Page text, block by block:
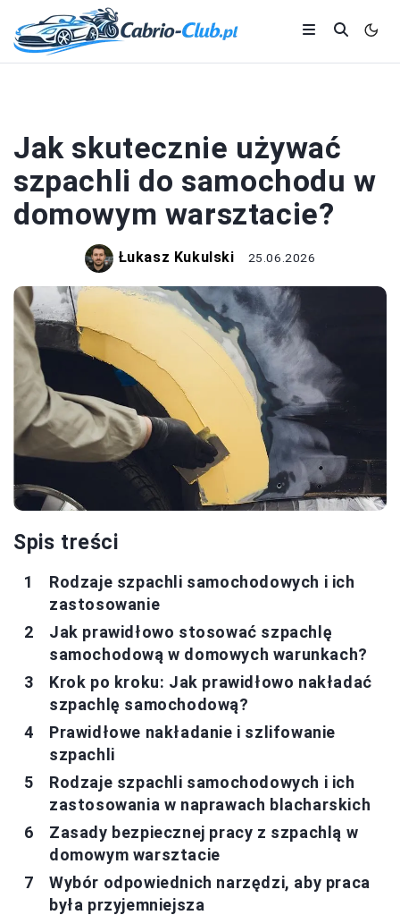
Jak skutecznie używać
szpachli do samochodu w
domowym warsztacie?
Łukasz Kukulski 25.06.2026
Spis treści
Rodzaje szpachli samochodowych i ich
zastosowanie
Jak prawidłowo stosować szpachlę
samochodową w domowych warunkach?
Krok po kroku: Jak prawidłowo nakładać
szpachlę samochodową?
Prawidłowe nakładanie i szlifowanie
szpachli
Rodzaje szpachli samochodowych i ich
zastosowania w naprawach blacharskich
Zasady bezpiecznej pracy z szpachlą w
domowym warsztacie
Wybór odpowiednich narzędzi, aby praca
była przyjemniejsza